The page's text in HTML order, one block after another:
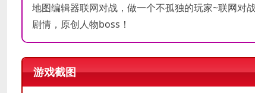
地图编辑器联网对战，做一个不孤独的玩家~联网对
剧情，原创人物boss！
游戏截图